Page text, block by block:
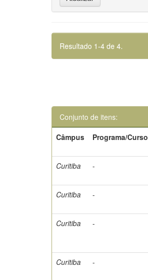
Resultado 1-4 de 4.
Conjunto de itens:
Câmpus
Programa/Curso
Curitiba -
Curitiba
-
Curitiba
-
Curitiba
-